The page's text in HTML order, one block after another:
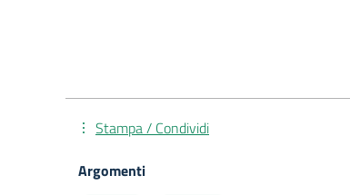
Stampa / Condividi
Argomenti